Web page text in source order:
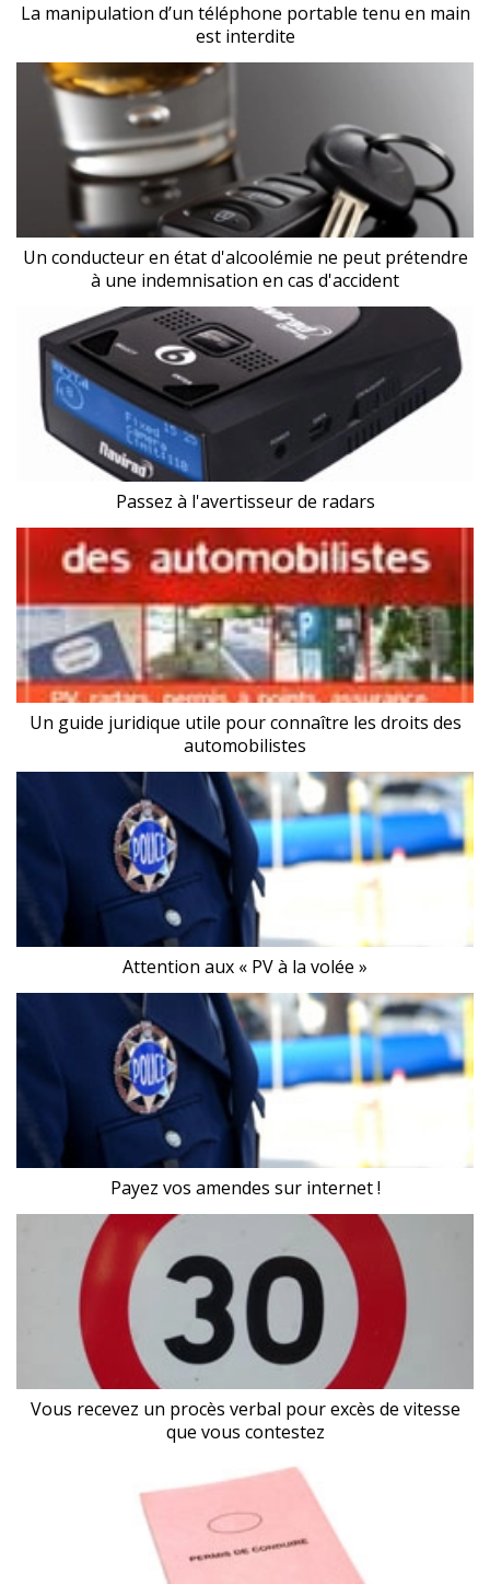
La manipulation d’un téléphone portable tenu en main
est interdite
Un conducteur en état d'alcoolémie ne peut prétendre
à une indemnisation en cas d'accident
Passez à l'avertisseur de radars
Un guide juridique utile pour connaître les droits des
automobilistes
Attention aux « PV à la volée »
Payez vos amendes sur internet !
Vous recevez un procès verbal pour excès de vitesse
que vous contestez